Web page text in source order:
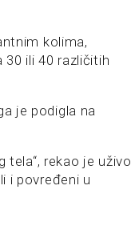
kolima,
ili 40 različitih
je podigla na
rekao je uživo
i povređeni u